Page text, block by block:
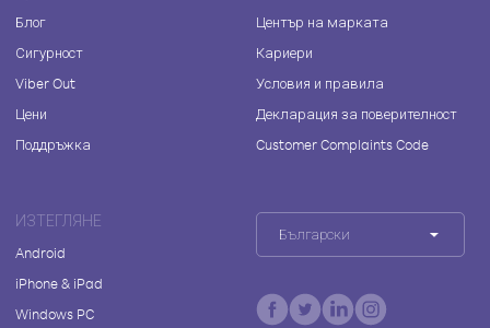
Блог
Сигурност
Viber Out
Цени
Поддръжка
Център на марката
Кариери
Условия и правила
Декларация за поверителност
Customer Complaints Code
ИЗТЕГЛЯНЕ
Android
iPhone & iPad
Windows PC
Български